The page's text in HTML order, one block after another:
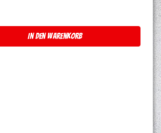
den gewünschten Wert
In den Warenkorb